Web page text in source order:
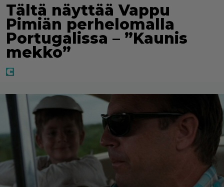
Tältä näyttää Vappu
Pimiän perhelomalla
Portugalissa – ”Kaunis
mekko”